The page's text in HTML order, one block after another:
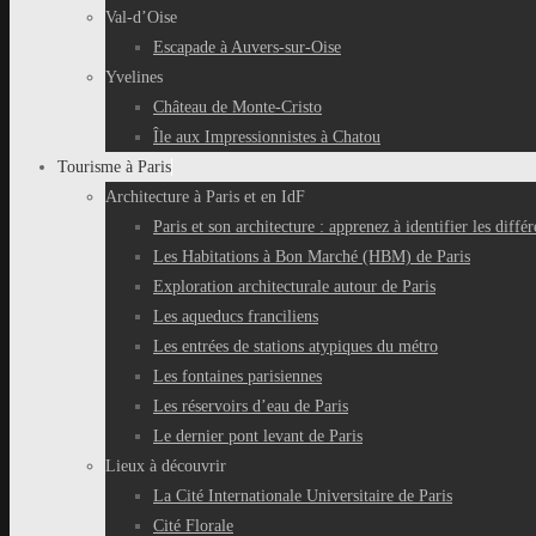
Val-d’Oise
Escapade à Auvers-sur-Oise
Yvelines
Château de Monte-Cristo
Île aux Impressionnistes à Chatou
Tourisme à Paris
Architecture à Paris et en IdF
Paris et son architecture : apprenez à identifier les
Les Habitations à Bon Marché (HBM) de Paris
Exploration architecturale autour de Paris
Les aqueducs franciliens
Les entrées de stations atypiques du métro
Les fontaines parisiennes
Les réservoirs d’eau de Paris
Le dernier pont levant de Paris
Lieux à découvrir
La Cité Internationale Universitaire de Paris
Cité Florale